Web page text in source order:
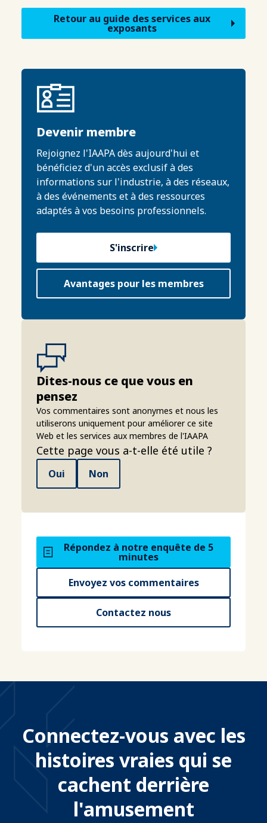
Retour au guide des services aux
exposants
Devenir membre
Rejoignez l'IAAPA dès aujourd'hui et
bénéficiez d'un accès exclusif à des
informations sur l'industrie, à des réseaux,
à des événements et à des ressources
adaptés à vos besoins professionnels.
S'inscrire
Avantages pour les membres
Dites-nous ce que vous en
pensez
Vos commentaires sont anonymes et nous les
utiliserons uniquement pour améliorer ce site
Web et les services aux membres de l'IAAPA
Cette page vous a-t-elle été utile ?
Oui Non
Répondez à notre enquête de 5
minutes
Envoyez vos commentaires
Contactez nous
Connectez-vous avec les
histoires vraies qui se
cachent derrière
l'amusement